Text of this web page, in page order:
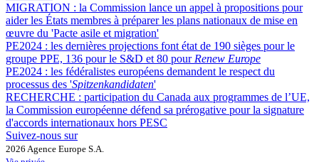
MIGRATION : la Commission lance un appel à propositions pour
aider les États membres à préparer les plans nationaux de mise en
œuvre du 'Pacte asile et migration'
PE2024 : les dernières projections font état de 190 sièges pour le
groupe PPE, 136 pour le S&D et 80 pour Renew Europe
PE2024 : les fédéralistes européens demandent le respect du
processus des 'Spitzenkandidaten'
RECHERCHE : participation du Canada aux programmes de l’UE,
la Commission européenne défend sa prérogative pour la signature
d'accords internationaux hors PESC
Suivez-nous sur
2026 Agence Europe S.A.